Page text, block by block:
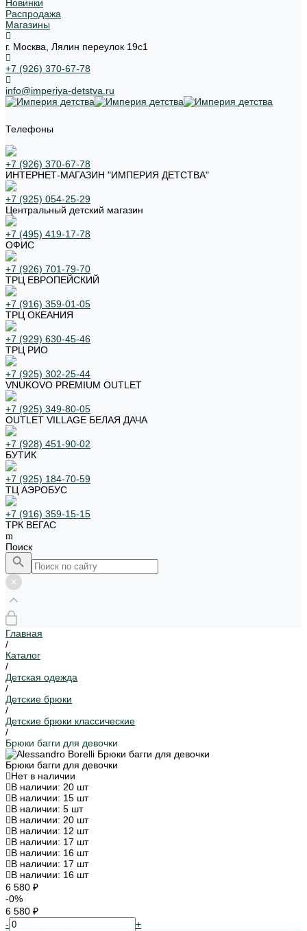
Новинки
Распродажа
Магазины
г. Москва, Лялин переулок 19с1
+7 (926) 370-67-78
info@imperiya-detstva.ru
Телефоны
+7 (926) 370-67-78
ИНТЕРНЕТ-МАГАЗИН "ИМПЕРИЯ ДЕТСТВА"
+7 (925) 054-25-29
Центральный детский магазин
+7 (495) 419-17-78
ОФИС
+7 (926) 701-79-70
ТРЦ ЕВРОПЕЙСКИЙ
+7 (916) 359-01-05
ТРЦ ОКЕАНИЯ
+7 (929) 630-45-46
ТРЦ РИО
+7 (925) 302-25-44
VNUKOVO PREMIUM OUTLET
+7 (925) 349-80-05
OUTLET VILLAGE БЕЛАЯ ДАЧА
+7 (928) 451-90-02
БУТИК
+7 (925) 184-70-59
ТЦ АЭРОБУС
+7 (916) 359-15-15
ТРК ВЕГАС
Поиск
Главная
/
Каталог
/
Детская одежда
/
Детские брюки
/
Детские брюки классические
/
Брюки багги для девочки
Брюки багги для девочки
Нет в наличии
В наличии: 20 шт
В наличии: 15 шт
В наличии: 5 шт
В наличии: 20 шт
В наличии: 12 шт
В наличии: 17 шт
В наличии: 16 шт
В наличии: 17 шт
В наличии: 16 шт
6 580 ₽
-0%
6 580 ₽
-
+